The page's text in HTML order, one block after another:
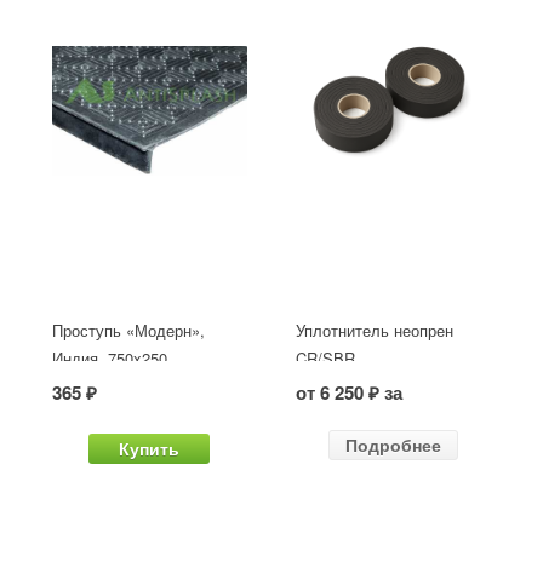
Проступь «Модерн»,
Индия, 750x250
365 ₽
Купить
Уплотнитель неопрен
CR/SBR
от 6 250 ₽ за
Подробнее